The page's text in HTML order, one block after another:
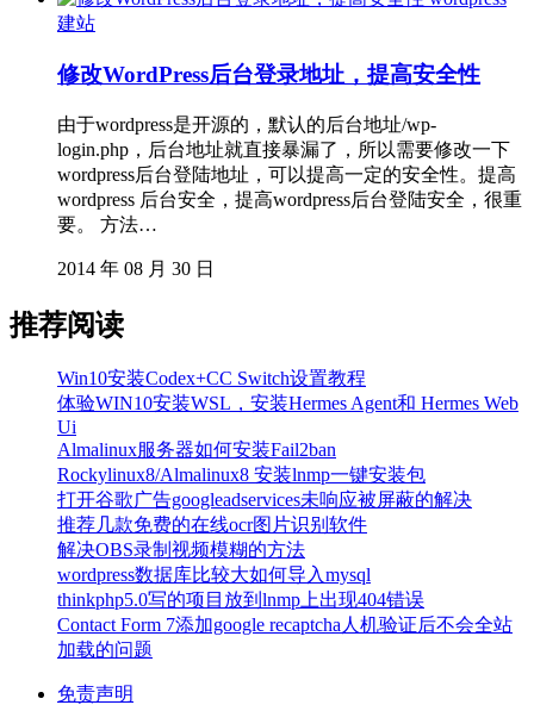
建站
修改WordPress后台登录地址，提高安全性
由于wordpress是开源的，默认的后台地址/wp-
login.php，后台地址就直接暴漏了，所以需要修改一下
wordpress后台登陆地址，可以提高一定的安全性。提高
wordpress 后台安全，提高wordpress后台登陆安全，很重
要。 方法…
2014 年 08 月 30 日
推荐阅读
Win10安装Codex+CC Switch设置教程
体验WIN10安装WSL，安装Hermes Agent和 Hermes Web
Ui
Almalinux服务器如何安装Fail2ban
Rockylinux8/Almalinux8 安装lnmp一键安装包
打开谷歌广告googleadservices未响应被屏蔽的解决
推荐几款免费的在线ocr图片识别软件
解决OBS录制视频模糊的方法
wordpress数据库比较大如何导入mysql
thinkphp5.0写的项目放到lnmp上出现404错误
Contact Form 7添加google recaptcha人机验证后不会全站
加载的问题
免责声明